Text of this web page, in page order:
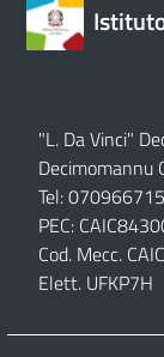
"L. Da Vinci"
Decimomannu
Tel:
PEC:
Cod. Mecc.
Elett. UFKP7H